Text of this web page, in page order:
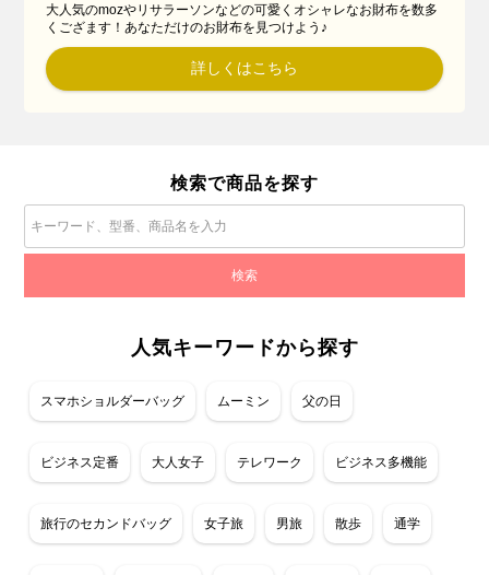
大人気のmozやリサラーソンなどの可愛くオシャレなお財布を数多
くござます！あなただけのお財布を見つけよう♪
詳しくはこちら
検索で商品を探す
人気キーワードから探す
スマホショルダーバッグ ムーミン 父の日
ビジネス定番 大人女子 テレワーク ビジネス多機能
旅行のセカンドバッグ 女子旅 男旅 散歩 通学